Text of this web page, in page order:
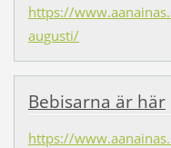
https://
augusti/
Bebisarna är här
https://